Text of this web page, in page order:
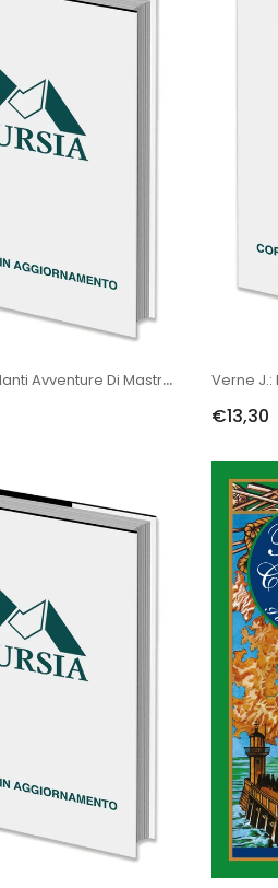
Verne J.: Mirabolanti Avventure Di Mastro Antifer (1854) Verne J.:
€13,30